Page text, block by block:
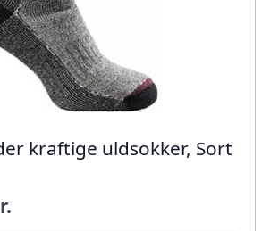
kraftige uldsokker, Sort